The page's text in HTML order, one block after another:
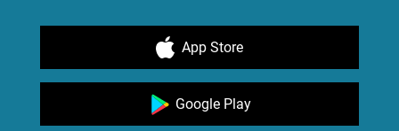
App Store
Google Play